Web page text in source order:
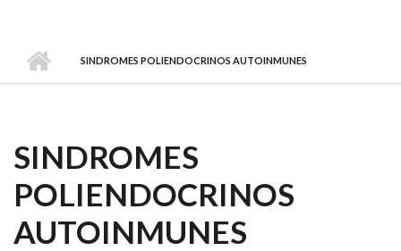
SINDROMES POLIENDOCRINOS AUTOINMUNES
SINDROMES
POLIENDOCRINOS
AUTOINMUNES